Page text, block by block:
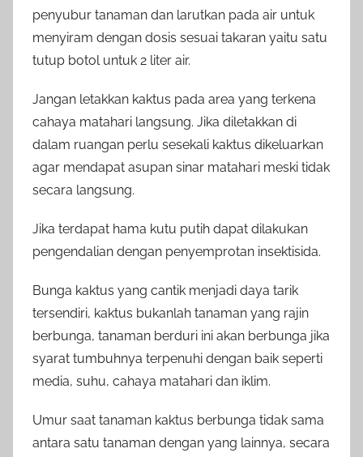
penyubur tanaman dan larutkan pada air untuk
menyiram dengan dosis sesuai takaran yaitu satu
tutup botol untuk 2 liter air.
Jangan letakkan kaktus pada area yang terkena
cahaya matahari langsung. Jika diletakkan di
dalam ruangan perlu sesekali kaktus dikeluarkan
agar mendapat asupan sinar matahari meski tidak
secara langsung.
Jika terdapat hama kutu putih dapat dilakukan
pengendalian dengan penyemprotan insektisida.
Bunga kaktus yang cantik menjadi daya tarik
tersendiri, kaktus bukanlah tanaman yang rajin
berbunga, tanaman berduri ini akan berbunga jika
syarat tumbuhnya terpenuhi dengan baik seperti
media, suhu, cahaya matahari dan iklim.
Umur saat tanaman kaktus berbunga tidak sama
antara satu tanaman dengan yang lainnya, secara